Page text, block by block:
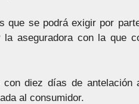
que se podrá exigir por
aseguradora con la que
diez días de antelación
al consumidor.